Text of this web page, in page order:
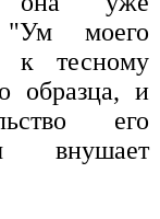
"Ум моего
к тесному
образца, и
его
внушает